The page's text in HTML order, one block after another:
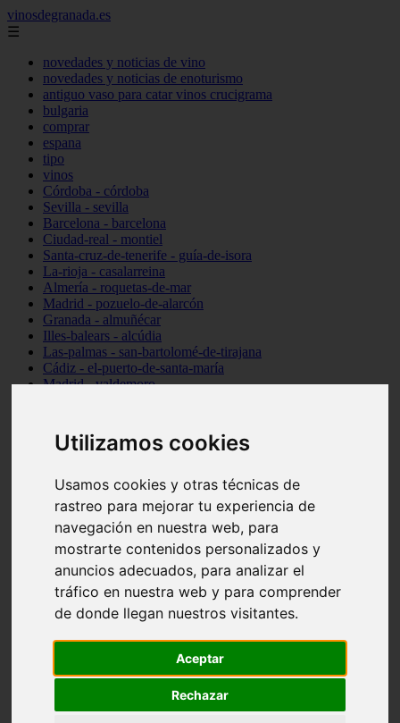
Utilizamos cookies
Usamos cookies y otras técnicas de
rastreo para mejorar tu experiencia de
navegación en nuestra web, para
mostrarte contenidos personalizados y
anuncios adecuados, para analizar el
tráfico en nuestra web y para comprender
de donde llegan nuestros visitantes.
Aceptar
Rechazar
vinosdegranada.es
☰
novedades y noticias de vino
novedades y noticias de enoturismo
antiguo vaso para catar vinos crucigrama
bulgaria
comprar
espana
tipo
vinos
Córdoba - córdoba
Sevilla - sevilla
Barcelona - barcelona
Ciudad-real - montiel
Santa-cruz-de-tenerife - guía-de-isora
La-rioja - casalarreina
Almería - roquetas-de-mar
Madrid - pozuelo-de-alarcón
Granada - almuñécar
Illes-balears - alcúdia
Las-palmas - san-bartolomé-de-tirajana
Cádiz - el-puerto-de-santa-maría
Madrid - valdemoro
Cantabria - suances
Sevilla - bormujos
Málaga - júzcar
Huesca - alquézar
Huesca - castejón-de-sos
Lleida - alt-àneu
Córdoba - almedinilla
Navarra - zangoza
Cantabria - arenas-de-iguña
Barcelona - la-pobla-de-lillet
Murcia - cartagena
Madrid - nuevo-baztán